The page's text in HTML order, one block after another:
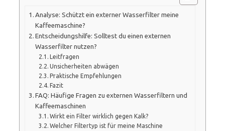
Analyse: Schützt ein externer Wasserfilter meine
Kaffeemaschine?
Entscheidungshilfe: Solltest du einen externen
Wasserfilter nutzen?
Leitfragen
Unsicherheiten abwägen
Praktische Empfehlungen
Fazit
FAQ: Häufige Fragen zu externen Wasserfiltern und
Kaffeemaschinen
Wirkt ein Filter wirklich gegen Kalk?
Welcher Filtertyp ist für meine Maschine